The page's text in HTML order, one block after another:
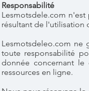
Responsabilité
Lesmotsdele.com
résultant de l'utilisation
Lesmotsdeleo.com ne
toute responsabilité
donnée concernant
ressources en ligne.